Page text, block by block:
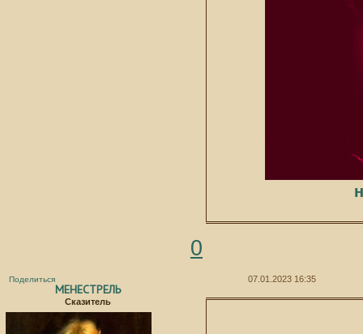
0
Поделиться 07.01.2023 16:35
МЕНЕСТРЕЛЬ
Сказитель